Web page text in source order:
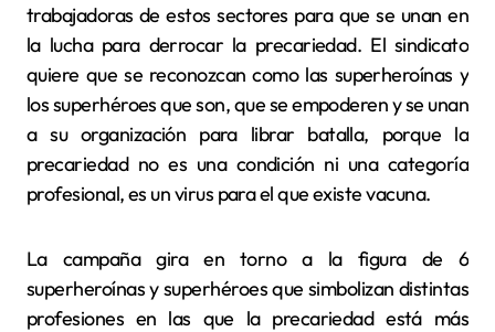
trabajadoras de estos sectores para que se unan en
la lucha para derrocar la precariedad. El sindicato
quiere que se reconozcan como las superheroínas y
los superhéroes que son, que se empoderen y se unan
a su organización para librar batalla, porque la
precariedad no es una condición ni una categoría
profesional, es un virus para el que existe vacuna.
La campaña gira en torno a la figura de 6
superheroínas y superhéroes que simbolizan distintas
profesiones en las que la precariedad está más